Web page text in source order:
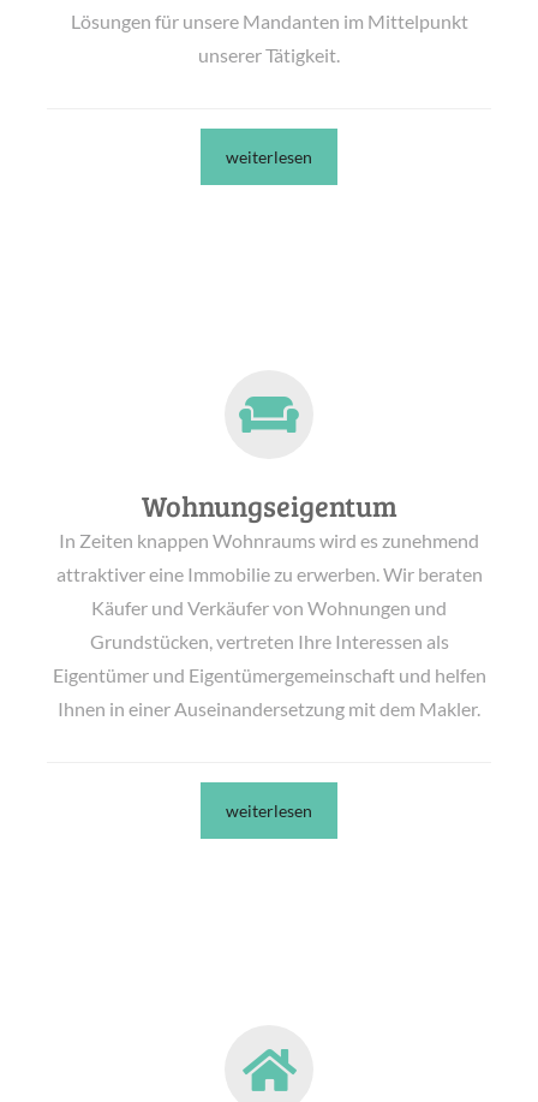
Lösungen für unsere Mandanten im Mittelpunkt
unserer Tätigkeit.
weiterlesen
Wohnungseigentum
In Zeiten knappen Wohnraums wird es zunehmend
attraktiver eine Immobilie zu erwerben. Wir beraten
Käufer und Verkäufer von Wohnungen und
Grundstücken, vertreten Ihre Interessen als
Eigentümer und Eigentümergemeinschaft und helfen
Ihnen in einer Auseinandersetzung mit dem Makler.
weiterlesen